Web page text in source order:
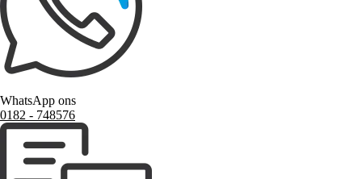
WhatsApp ons
0182 ‑ 748576